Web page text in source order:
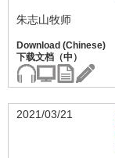
朱志山牧师
2021/03/21